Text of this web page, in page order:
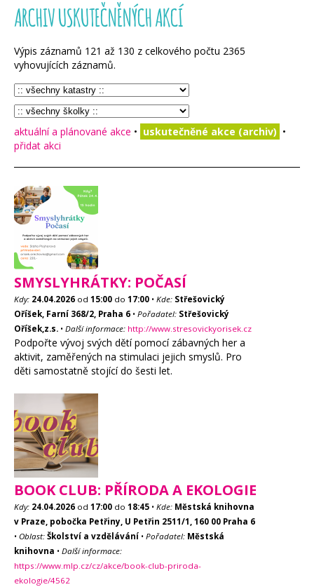
ARCHIV USKUTEČNĚNÝCH AKCÍ
Výpis záznamů 121 až 130 z celkového počtu 2365
vyhovujících záznamů.
aktuální a plánované akce • uskutečněné akce (archiv) •
přidat akci
SMYSLYHRÁTKY: POČASÍ
Kdy: 24.04.2026 od 15:00 do 17:00 • Kde: Střešovický
Oříšek, Farní 368/2, Praha 6 • Pořadatel: Střešovický
Oříšek,z.s. • Další informace: http://www.stresovickyorisek.cz
Podpořte vývoj svých dětí pomocí zábavných her a
aktivit, zaměřených na stimulaci jejich smyslů. Pro
děti samostatně stojící do šesti let.
BOOK CLUB: PŘÍRODA A EKOLOGIE
Kdy: 24.04.2026 od 17:00 do 18:45 • Kde: Městská knihovna
v Praze, pobočka Petřiny, U Petřin 2511/1, 160 00 Praha 6
• Oblast: Školství a vzdělávání • Pořadatel: Městská
knihovna • Další informace:
https://www.mlp.cz/cz/akce/book-club-priroda-
ekologie/4562